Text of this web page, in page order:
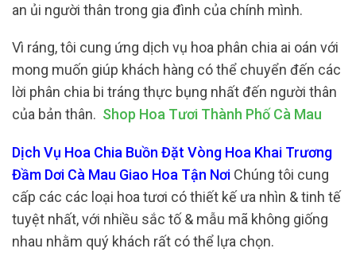
an ủi người thân trong gia đình của chính mình.
Vì ráng, tôi cung ứng dịch vụ hoa phân chia ai oán với
mong muốn giúp khách hàng có thể chuyển đến các
lời phân chia bi tráng thực bụng nhất đến người thân
của bản thân. Shop Hoa Tươi Thành Phố Cà Mau
Dịch Vụ Hoa Chia Buồn Đặt Vòng Hoa Khai Trương
Đầm Dơi Cà Mau Giao Hoa Tận Nơi Chúng tôi cung
cấp các các loại hoa tươi có thiết kế ưa nhìn & tinh tế
tuyệt nhất, với nhiều sắc tố & mẫu mã không giống
nhau nhằm quý khách rất có thể lựa chọn.